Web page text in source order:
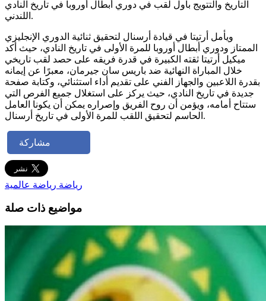
التاريخ والتتويج بأول لقب في دوري أبطال أوروبا في تاريخ النادي
اللندني.
ويأمل أرتيتا في قيادة أرسنال لتحقيق ثنائية الدوري الإنجليزي
الممتاز ودوري أبطال أوروبا للمرة الأولى في تاريخ النادي، حيث أكد
ميكيل أرتيتا ثقته الكبيرة في قدرة فريقه على حصد لقب تاريخي
خلال المباراة النهائية ضد باريس سان جيرمان، معبرًا عن إيمانه
بقدرة اللاعبين والجهاز الفني على تقديم أداء استثنائي، وكتابة صفحة
جديدة في تاريخ النادي، حيث يركز على استغلال جميع الفرص التي
ستتاح أمامه، ويؤمن أن روح الفريق وإصراره يمكن أن يكونا العامل
الحاسم لتحقيق اللقب للمرة الأولى في تاريخ أرسنال.
مشاركة
رياضة رياضة عالمية
مواضيع ذات صلة